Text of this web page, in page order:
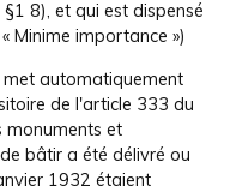
8), et qui est dispensé
Minime importance »)
met automatiquement
de l'article 333 du
monuments et
bâtir a été délivré ou
1932 étaient